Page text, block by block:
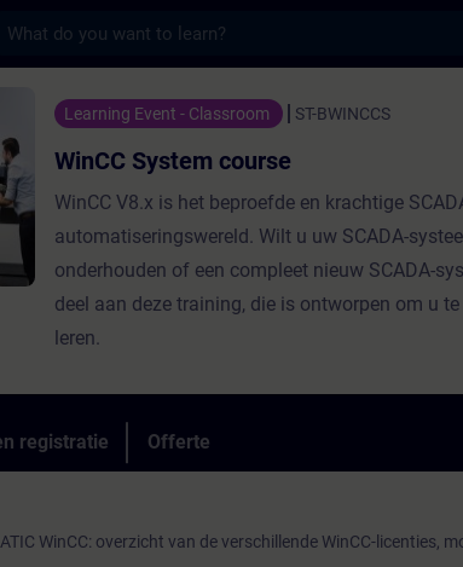
course - Training - Opleiding
Learning Event - Classroom ST-BWINCCS
WinCC System course
WinCC V8.x is het beproefde en krachtige
automatiseringswereld. Wilt u uw SCADA-
onderhouden of een compleet nieuw SCADA-
deel aan deze training, die is ontworpen om u
leren.
registratie Offerte
WinCC: overzicht van de verschillende WinCC-licenties,